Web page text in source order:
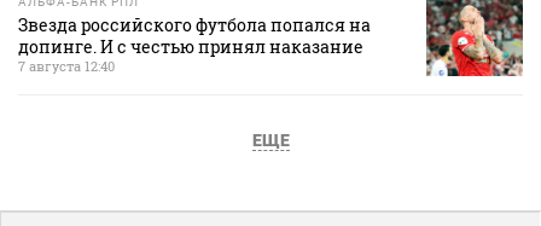
Звезда российского футбола попался на
допинге. И с честью принял наказание
7 августа 12:40
ЕЩЕ